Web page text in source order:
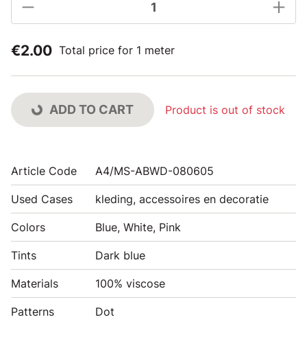
€2.00 Total price for 1 meter
ADD TO CART Product is out of stock
Article Code A4/MS-ABWD-080605
Used Cases kleding, accessoires en decoratie
Colors Blue, White, Pink
Tints Dark blue
Materials 100% viscose
Patterns Dot